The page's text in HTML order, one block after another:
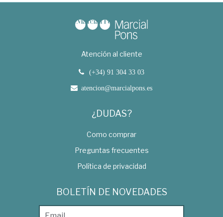
Atención al cliente
(+34) 91 304 33 03
atencion@marcialpons.es
¿DUDAS?
Como comprar
Preguntas frecuentes
Política de privacidad
BOLETÍN DE NOVEDADES